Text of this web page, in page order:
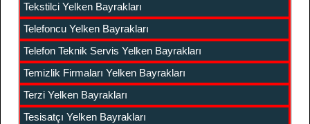
Tekstilci Yelken Bayrakları
Telefoncu Yelken Bayrakları
Telefon Teknik Servis Yelken Bayrakları
Temizlik Firmaları Yelken Bayrakları
Terzi Yelken Bayrakları
Tesisatçı Yelken Bayrakları